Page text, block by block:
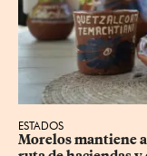
ESTADOS
Morelos mantiene